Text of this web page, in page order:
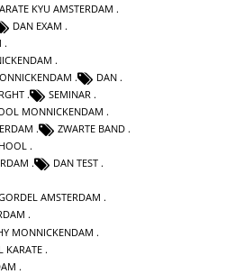
KYU AMSTERDAM
DAN EXAM
DAN
SEMINAR
MONNICKENDAM
ZWARTE BAND
DAN TEST
AMSTERDAM
MONNICKENDAM
KARATE